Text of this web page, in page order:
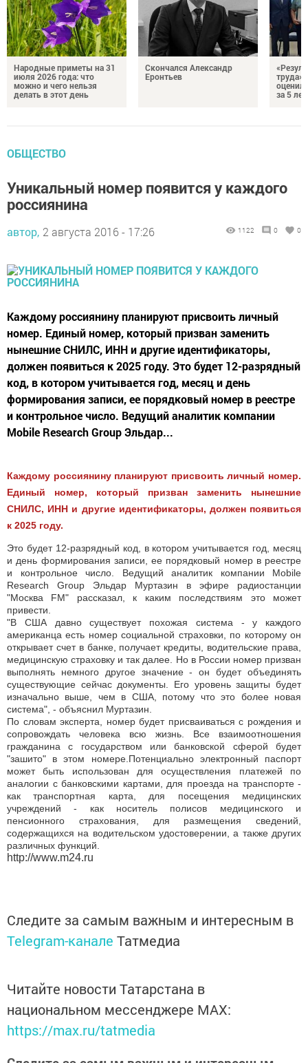
Народные приметы на 31
июля 2026 года: что
можно и чего нельзя
делать в этот день
Скончался Александр
Еронтьев
за 5 лет
ОБЩЕСТВО
Уникальный номер появится у каждого
россиянина
автор, 2 августа 2016 - 17:26 1122 0 0
Каждому россиянину планируют присвоить личный
номер. Единый номер, который призван заменить
нынешние СНИЛС, ИНН и другие идентификаторы,
должен появиться к 2025 году. Это будет 12-разрядный
код, в котором учитывается год, месяц и день
формирования записи, ее порядковый номер в реестре
и контрольное число. Ведущий аналитик компании
Mobile Research Group Эльдар...
Каждому россиянину планируют присвоить личный номер.
Единый номер, который призван заменить нынешние
СНИЛС, ИНН и другие идентификаторы, должен появиться
к 2025 году.
Это будет 12-разрядный код, в котором учитывается год, месяц
и день формирования записи, ее порядковый номер в реестре
и контрольное число. Ведущий аналитик компании Mobile
Research Group Эльдар Муртазин в эфире радиостанции
"Москва FM" рассказал, к каким последствиям это может
привести.
"В США давно существует похожая система - у каждого
американца есть номер социальной страховки, по которому он
открывает счет в банке, получает кредиты, водительские права,
медицинскую страховку и так далее. Но в России номер призван
выполнять немного другое значение - он будет объединять
существующие сейчас документы. Его уровень защиты будет
изначально выше, чем в США, потому что это более новая
система", - объяснил Муртазин.
По словам эксперта, номер будет присваиваться с рождения и
сопровождать человека всю жизнь. Все взаимоотношения
гражданина с государством или банковской сферой будет
"зашито" в этом номере.Потенциально электронный паспорт
может быть использован для осуществления платежей по
аналогии с банковскими картами, для проезда на транспорте -
как транспортная карта, для посещения медицинских
учреждений - как носитель полисов медицинского и
пенсионного страхования, для размещения сведений,
содержащихся на водительском удостоверении, а также других
различных функций.
http://www.m24.ru
Следите за самым важным и интересным в
Telegram-канале Татмедиа
Читайте новости Татарстана в
национальном мессенджере MАХ:
https://max.ru/tatmedia